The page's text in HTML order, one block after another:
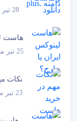
28 تیر ماه 1404
25 تیر ماه 1404
نکات
جامع
23 تیر ماه 1404